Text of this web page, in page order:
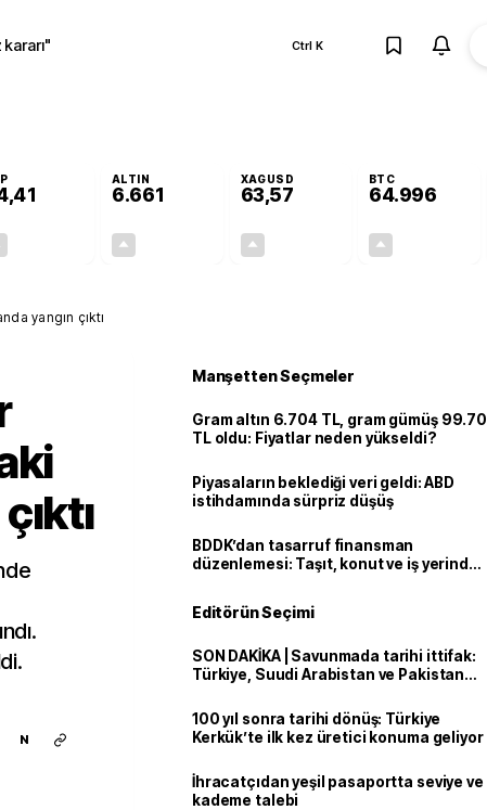
kararı" Ctrl K
ALTIN
6.661
XAGUSD
63,57
BTC
64.996
yangın çıktı
N
Manşetten Seçmeler
Gram altın 6.704 TL, gram gümüş 99.70
TL oldu: Fiyatlar neden yükseldi?
Piyasaların beklediği veri geldi: ABD
istihdamında sürpriz düşüş
BDDK’dan tasarruf finansman
düzenlemesi: Taşıt, konut ve iş yerinde
Editörün Seçimi
SON DAKİKA | Savunmada tarihi ittifak:
Türkiye, Suudi Arabistan ve Pakistan
100 yıl sonra tarihi dönüş: Türkiye
Kerkük’te ilk kez üretici konuma geliyor
İhracatçıdan yeşil pasaportta seviye ve
kademe talebi